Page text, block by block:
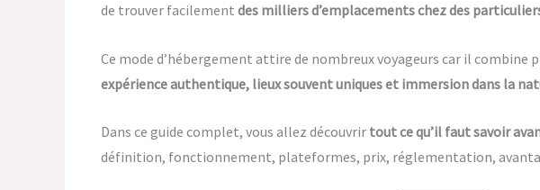
de trouver facilement des milliers d’emplacements chez des
Ce mode d’hébergement attire de nombreux voyageurs car il combine
expérience authentique, lieux souvent uniques et immersion dans la
Dans ce guide complet, vous allez découvrir tout ce qu’il faut savoir
définition, fonctionnement, plateformes, prix, réglementation,